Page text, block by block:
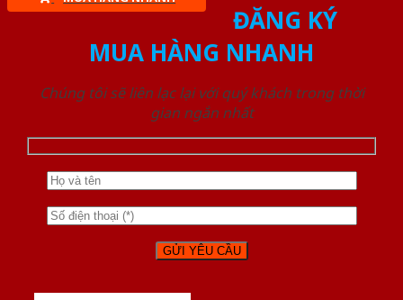
ĐĂNG KÝ
MUA HÀNG NHANH
Chúng tôi sẽ liên lạc lại với quý khách trong thời
gian ngắn nhất